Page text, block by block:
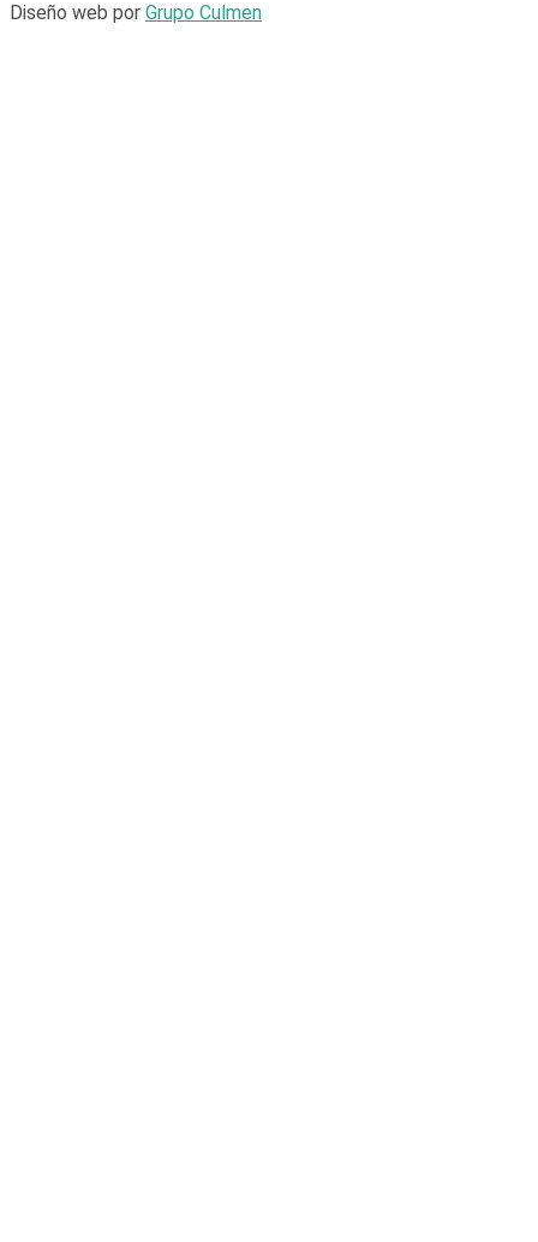
Diseño web por Grupo Culmen